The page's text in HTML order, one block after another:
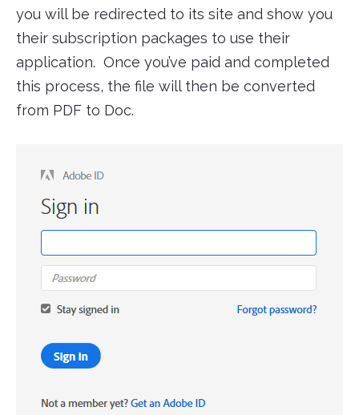
you will be redirected to its site and show you
their subscription packages to use their
application. Once you’ve paid and completed
this process, the file will then be converted
from PDF to Doc.